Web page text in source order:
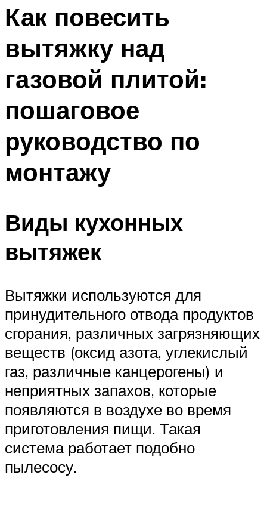
Меню
Как повесить
вытяжку над
газовой плитой:
пошаговое
руководство по
монтажу
Виды кухонных
вытяжек
Вытяжки используются для
принудительного отвода продуктов
сгорания, различных загрязняющих
веществ (оксид азота, углекислый
газ, различные канцерогены) и
неприятных запахов, которые
появляются в воздухе во время
приготовления пищи. Такая
система работает подобно
пылесосу.